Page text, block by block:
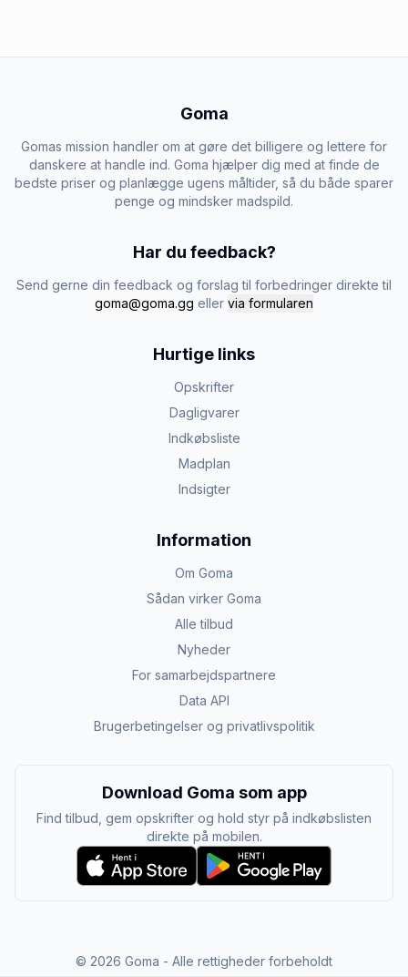
Goma
Gomas mission handler om at gøre det billigere og lettere for
danskere at handle ind. Goma hjælper dig med at finde de
bedste priser og planlægge ugens måltider, så du både sparer
penge og mindsker madspild.
Har du feedback?
Send gerne din feedback og forslag til forbedringer direkte til
goma@goma.gg eller via formularen
Hurtige links
Opskrifter
Dagligvarer
Indkøbsliste
Madplan
Indsigter
Information
Om Goma
Sådan virker Goma
Alle tilbud
Nyheder
For samarbejdspartnere
Data API
Brugerbetingelser og privatlivspolitik
Download Goma som app
Find tilbud, gem opskrifter og hold styr på indkøbslisten
direkte på mobilen.
© 2026 Goma - Alle rettigheder forbeholdt